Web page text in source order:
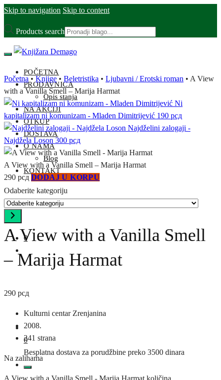
Skip to navigation Skip to content
Products search
POČETNA
PRODAVNICA
Opis stanja
NA AKCIJI
OTKUP
DOSTAVA
O NAMA
Blog
KONTAKT
Odaberite kategoriju
0
0
Besplatna dostava za porudžbine preko 3500 dinara
Početna • Knjige • Beletristika • Ljubavni / Erotski roman • A View
with a Vanilla Smell – Marija Harmat
Ni
kapitalizam ni komunizam - Mladen Dimitrijević 190 рсд
Najdželini zalogaji -
Najdžela Loson 300 рсд
A View with a Vanilla Smell – Marija Harmat
290 рсд DODAJ U KORPU
A View with a Vanilla Smell
– Marija Harmat
290 рсд
Kulturni centar Zrenjanina
2008.
241 strana
Na zalihama
A View with a Vanilla Smell - Marija Harmat količina